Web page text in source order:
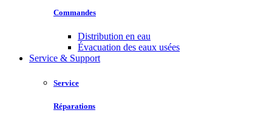
Commandes
Distribution en eau
Évacuation des eaux usées
Service & Support
Service
Réparations